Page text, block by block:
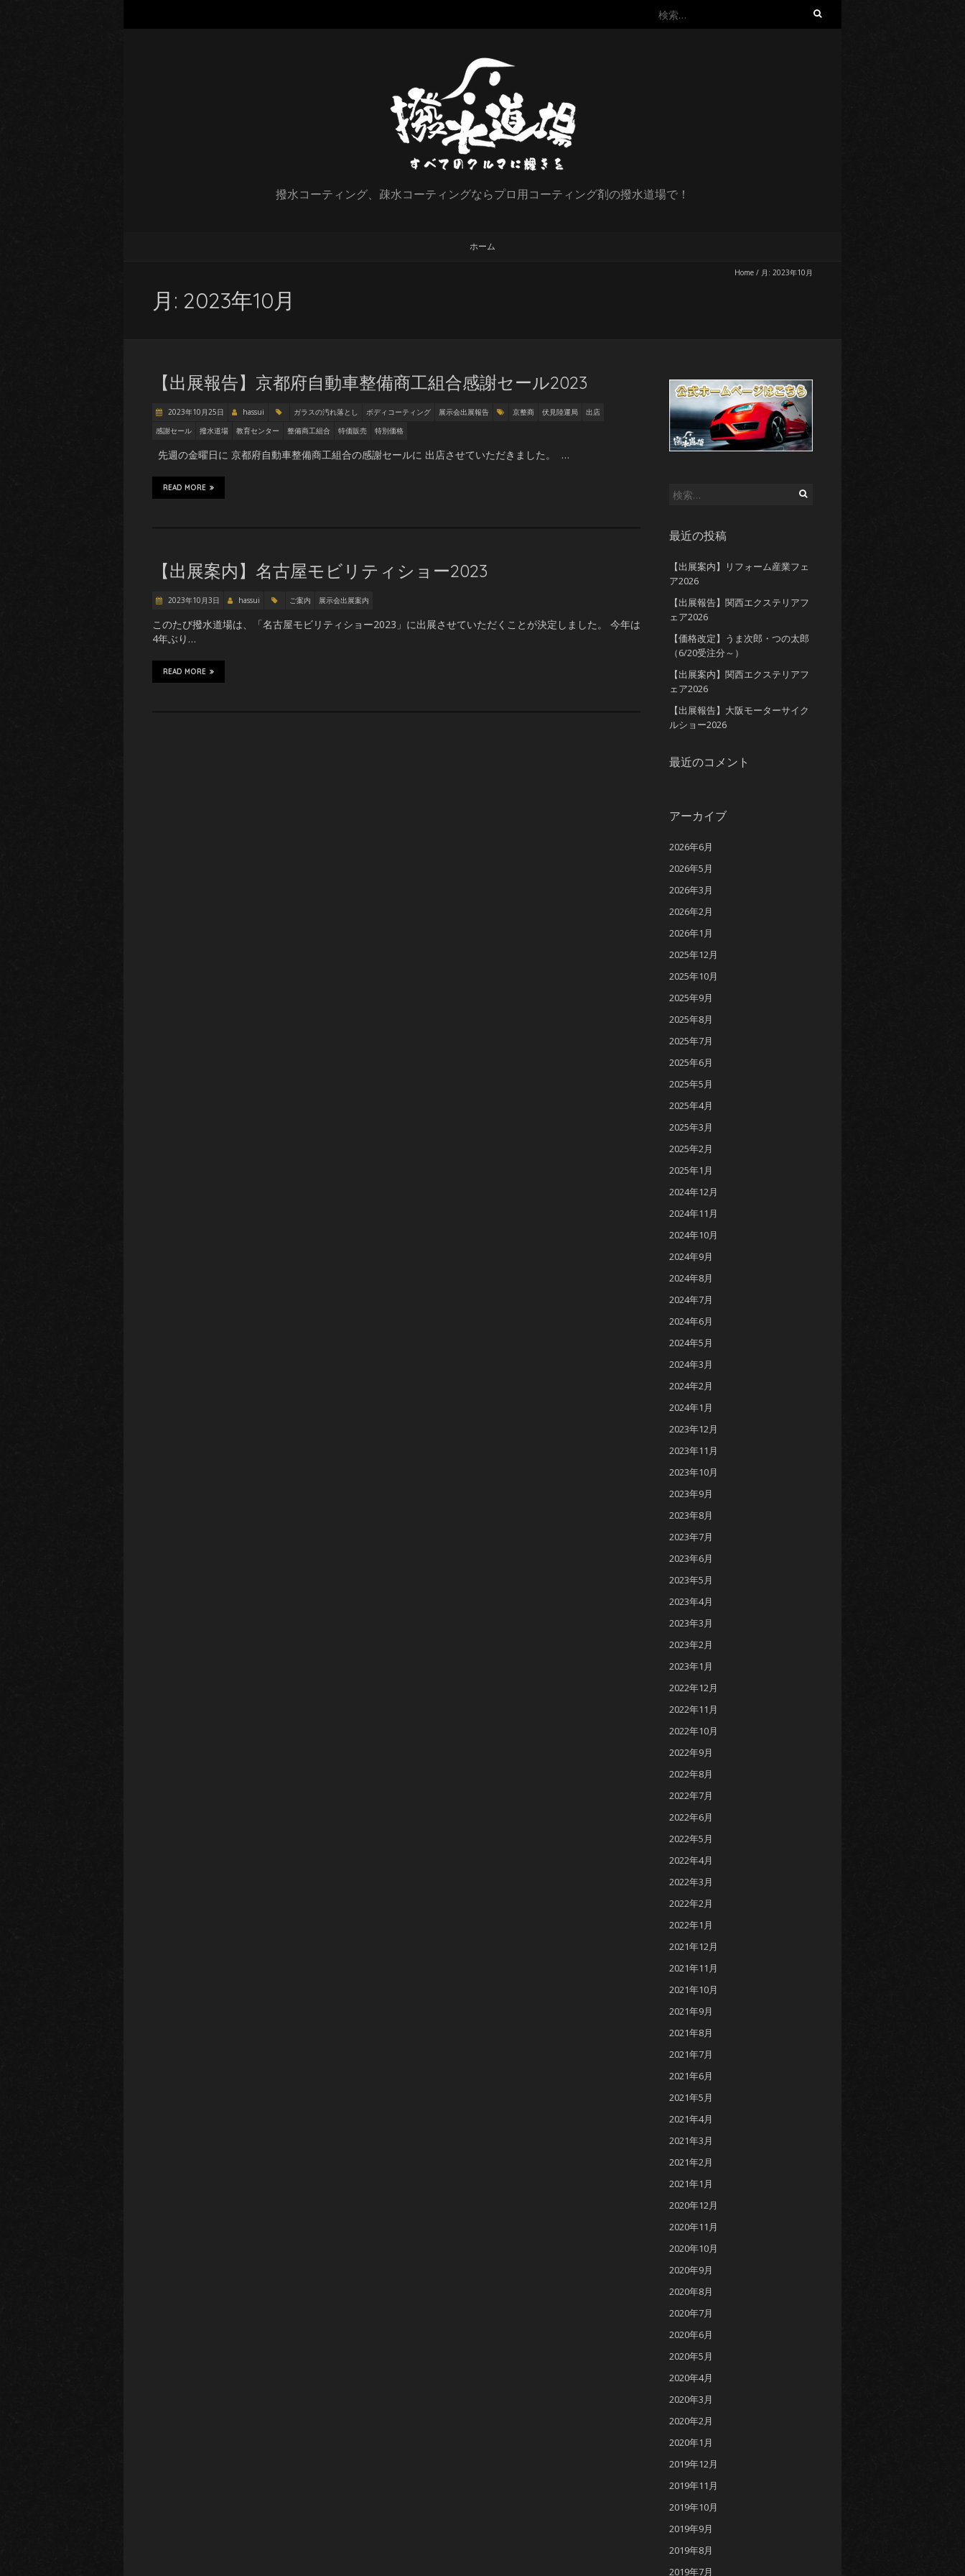
検
撥水コーティング、疎水コーティングならプロ用コーティング剤の撥水道場で！
ホーム
Home / 月: 2023年10月
月: 2023年10月
【出展報告】京都府自動車整備商工組合感謝セール2023
2023年10月25日 hassui ガラスの汚れ落とし ボディコーティング 展示会出展報告 京整商 伏見陸運局
出店
感謝セール
撥水道場 教育センター 整備商工組合 特価販売 特別価格
先週の金曜日に 京都府自動車整備商工組合の感謝セールに 出店させていただきました。 …
READ MORE
【出展案内】名古屋モビリティショー2023
2023年10月3日 hassui ご案内 展示会出展案内
このたび撥水道場は、「名古屋モビリティショー2023」に出展させていただくことが決定しました。 今年は
4年ぶり…
READ MORE
検
最近の投稿
【出展案内】リフォーム産業フェ
ア2026
【出展報告】関西エクステリアフ
ェア2026
【価格改定】うま次郎・つの太郎
（6/20受注分～）
【出展案内】関西エクステリアフ
ェア2026
【出展報告】大阪モーターサイク
ルショー2026
最近のコメント
アーカイブ
2026年6月
2026年5月
2026年3月
2026年2月
2026年1月
2025年12月
2025年10月
2025年9月
2025年8月
2025年7月
2025年6月
2025年5月
2025年4月
2025年3月
2025年2月
2025年1月
2024年12月
2024年11月
2024年10月
2024年9月
2024年8月
2024年7月
2024年6月
2024年5月
2024年3月
2024年2月
2024年1月
2023年12月
2023年11月
2023年10月
2023年9月
2023年8月
2023年7月
2023年6月
2023年5月
2023年4月
2023年3月
2023年2月
2023年1月
2022年12月
2022年11月
2022年10月
2022年9月
2022年8月
2022年7月
2022年6月
2022年5月
2022年4月
2022年3月
2022年2月
2022年1月
2021年12月
2021年11月
2021年10月
2021年9月
2021年8月
2021年7月
2021年6月
2021年5月
2021年4月
2021年3月
2021年2月
2021年1月
2020年12月
2020年11月
2020年10月
2020年9月
2020年8月
2020年7月
2020年6月
2020年5月
2020年4月
2020年3月
2020年2月
2020年1月
2019年12月
2019年11月
2019年10月
2019年9月
2019年8月
2019年7月